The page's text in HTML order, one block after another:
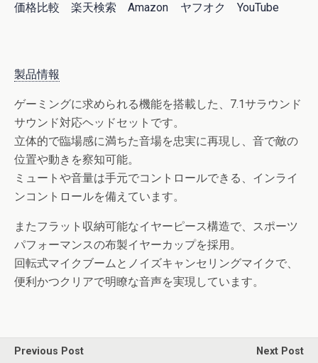
価格比較 楽天検索 Amazon ヤフオク YouTube
製品情報
ゲーミングに求められる機能を搭載した、7.1サラウンド
サウンド対応ヘッドセットです。
立体的で臨場感に満ちた音場を忠実に再現し、音で敵の
位置や動きを察知可能。
ミュートや音量は手元でコントロールできる、インライ
ンコントロールを備えています。
またフラット収納可能なイヤーピース構造で、スポーツ
パフォーマンスの布製イヤーカップを採用。
回転式マイクブームとノイズキャンセリングマイクで、
便利かつクリアで明瞭な音声を実現しています。
Previous Post
Next Post